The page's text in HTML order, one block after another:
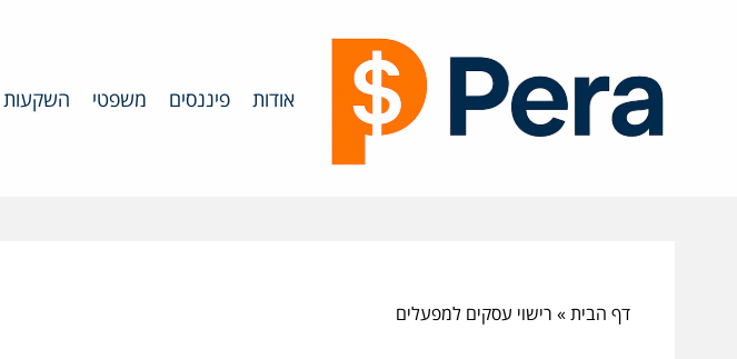
אודות פיננסים משפטי השקעות
דף הבית» רישוי עסקים למפעלים